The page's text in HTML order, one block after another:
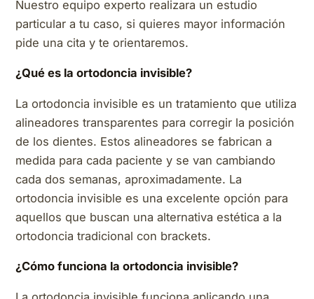
Nuestro equipo experto realizara un estudio
particular a tu caso, si quieres mayor información
pide una cita y te orientaremos.
¿Qué es la ortodoncia invisible?
La ortodoncia invisible es un tratamiento que utiliza
alineadores transparentes para corregir la posición
de los dientes. Estos alineadores se fabrican a
medida para cada paciente y se van cambiando
cada dos semanas, aproximadamente. La
ortodoncia invisible es una excelente opción para
aquellos que buscan una alternativa estética a la
ortodoncia tradicional con brackets.
¿Cómo funciona la ortodoncia invisible?